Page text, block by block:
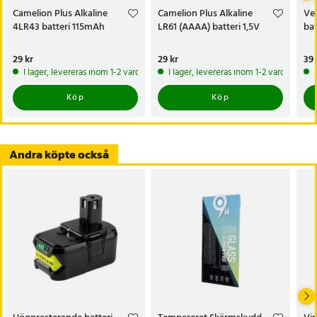
- Dimensioner: 61,5 x 21 x 65 mm
- Arbetstemperatur: -18° till 55° C
- Bäst före: 7 år
Artikelnummer:123084
Camelion Plus Alkaline
4LR43 batteri 115mAh
Pris:
29 kr
I lager, levereras inom 1-2 vardagar
Köp
Camelion Plus Alkaline
LR61 (AAAA) batteri 1,5V
Pris:
29 kr
I lager, levereras inom 1-2 vardagar
Köp
39
Andra köpte också